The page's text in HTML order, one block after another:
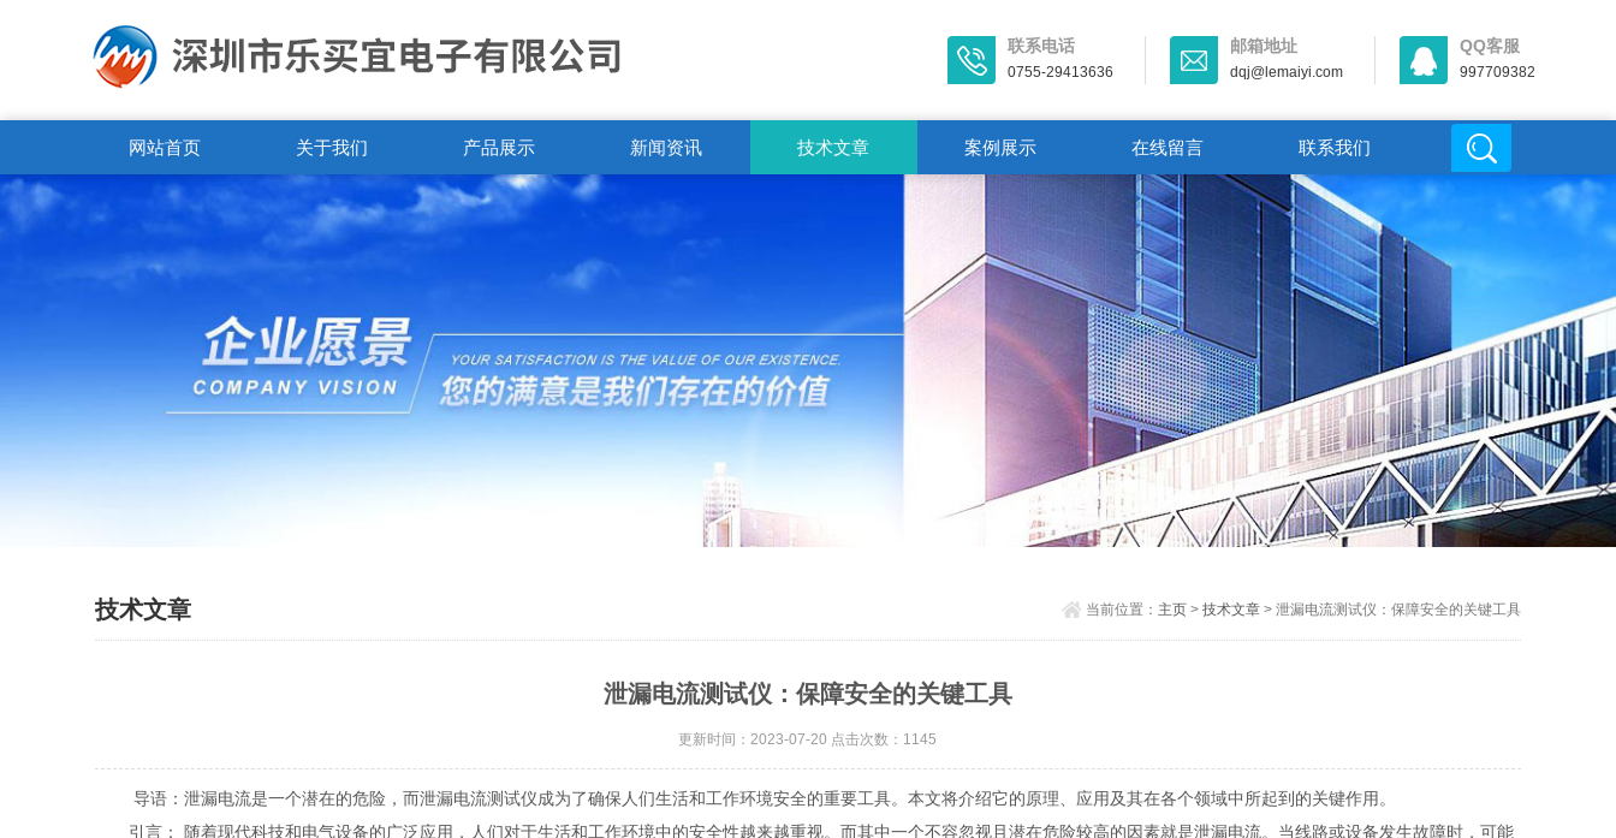
联系电话
0755-29413636
邮箱地址
dqj@lemaiyi.com
QQ客服
997709382
网站首页 关于我们 产品展示 新闻资讯 技术文章 案例展示 在线留言 联系我们
技术文章 当前位置： 主页> 技术文章> 泄漏电流测试仪：保障安全的关键工具
泄漏电流测试仪：保障安全的关键工具
更新时间：2023-07-20 点击次数：1145
导语：泄漏电流是一个潜在的危险，而泄漏电流测试仪成为了确保人们生活和工作环境安全的重要工具。本文将介绍它的原理、应用及其在各个领域中所起到的关键作用。
引言： 随着现代科技和电气设备的广泛应用，人们对于生活和工作环境中的安全性越来越重视。而其中一个不容忽视且潜在危险较高的因素就是泄漏电流。当线路或设备发生故障时，可能